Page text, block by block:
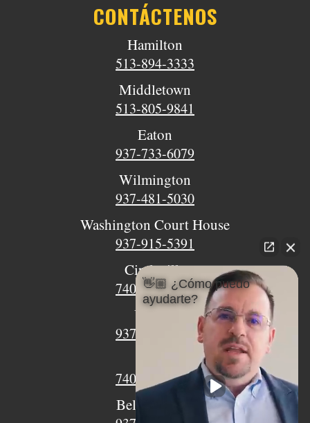
CONTÁCTENOS
Hamilton
513-894-3333
Middletown
513-805-9841
Eaton
937-733-6079
Wilmington
937-481-5030
Washington Court House
937-915-5391
Circleville
740-620-9018
Urbana
937-770-8932
740-497-4233
Bellefontaine
👋🏼 ¿Cómo puedo
ayudarte?